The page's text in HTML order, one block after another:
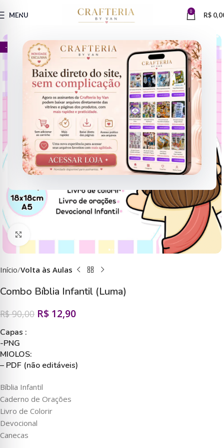
MENU 0 R$
- 86%
Início Volta às Aulas
Combo Bíblia Infantil (Luma)
R$90,00 R$ 12,90
Capas :
-PNG
MIOLOS:
– PDF (não editáveis)
Bíblia Infantil
Caderno de Orações
Livro de Colorir
Devocional
Canecas